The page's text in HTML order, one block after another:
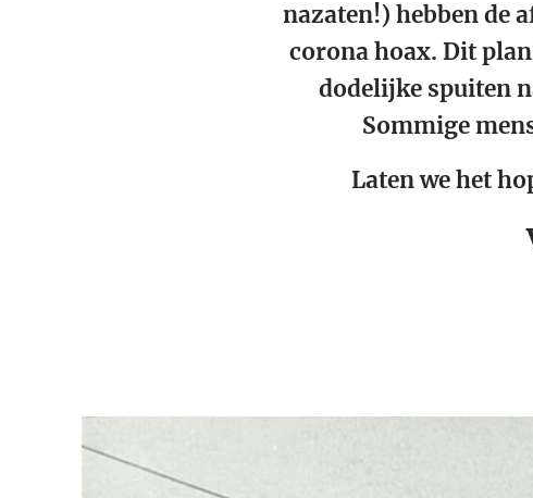
nazaten!) hebben de
corona hoax. Dit
dodelijke spuiten
Sommige
Laten we het